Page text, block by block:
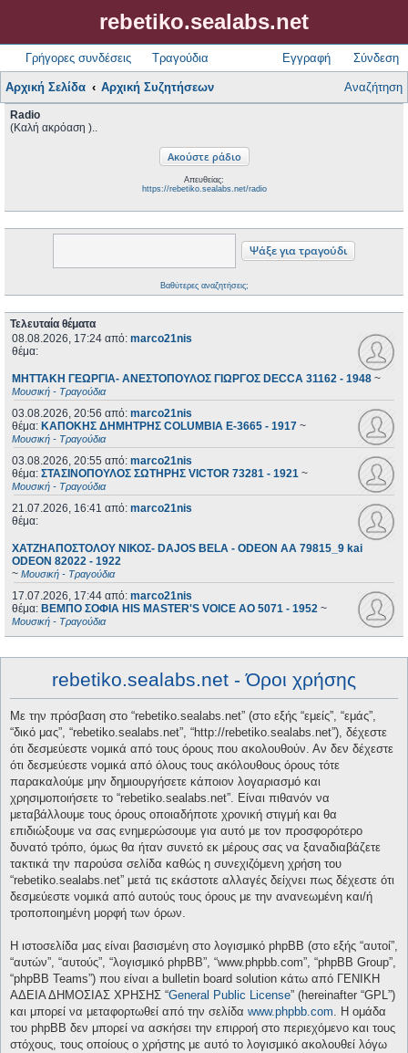
rebetiko.sealabs.net
Γρήγορες συνδέσεις Τραγούδια Σύνδεση
Εγγραφή
Αρχική Σελίδα Αρχική Συζητήσεων Αναζήτηση
Radio
(Καλή ακρόαση )..
Απευθείας:
https://rebetiko.sealabs.net/radio
Βαθύτερες αναζητήσεις;
Τελευταία θέματα
08.08.2026, 17:24 από: marco21nis
θέμα:
ΜΗΤΤΑΚΗ ΓΕΩΡΓΙΑ- ΑΝΕΣΤΟΠΟΥΛΟΣ ΓΙΩΡΓΟΣ DECCA 31162 - 1948 ~
Μουσική - Τραγούδια
03.08.2026, 20:56 από: marco21nis
θέμα: ΚΑΠΟΚΗΣ ΔΗΜΗΤΡΗΣ COLUMBIA E-3665 - 1917 ~
Μουσική - Τραγούδια
03.08.2026, 20:55 από: marco21nis
θέμα: ΣΤΑΣΙΝΟΠΟΥΛΟΣ ΣΩΤΗΡΗΣ VICTOR 73281 - 1921 ~
Μουσική - Τραγούδια
21.07.2026, 16:41 από: marco21nis
θέμα:
ΧΑΤΖΗΑΠΟΣΤΟΛΟΥ ΝΙΚΟΣ- DAJOS BELA - ODEON AA 79815_9 kai
ODEON 82022 - 1922
~ Μουσική - Τραγούδια
17.07.2026, 17:44 από: marco21nis
θέμα: ΒΕΜΠΟ ΣΟΦΙΑ HIS MASTER'S VOICE AO 5071 - 1952 ~
Μουσική - Τραγούδια
rebetiko.sealabs.net - Όροι χρήσης
Με την πρόσβαση στο “rebetiko.sealabs.net” (στο εξής “εμείς”, “εμάς”,
“δικό μας”, “rebetiko.sealabs.net”, “http://rebetiko.sealabs.net”), δέχεστε
ότι δεσμεύεστε νομικά από τους όρους που ακολουθούν. Αν δεν δέχεστε
ότι δεσμεύεστε νομικά από όλους τους ακόλουθους όρους τότε
παρακαλούμε μην δημιουργήσετε κάποιον λογαριασμό και
χρησιμοποιήσετε το “rebetiko.sealabs.net”. Είναι πιθανόν να
μεταβάλλουμε τους όρους οποιαδήποτε χρονική στιγμή και θα
επιδιώξουμε να σας ενημερώσουμε για αυτό με τον προσφορότερο
δυνατό τρόπο, όμως θα ήταν συνετό εκ μέρους σας να ξαναδιαβάζετε
τακτικά την παρούσα σελίδα καθώς η συνεχιζόμενη χρήση του
“rebetiko.sealabs.net” μετά τις εκάστοτε αλλαγές δείχνει πως δέχεστε ότι
δεσμεύεστε νομικά από αυτούς τους όρους με την ανανεωμένη και/ή
τροποποιημένη μορφή των όρων.
Η ιστοσελίδα μας είναι βασισμένη στο λογισμικό phpBB (στο εξής “αυτοί”,
“αυτών”, “αυτούς”, “λογισμικό phpBB”, “www.phpbb.com”, “phpBB Group”,
“phpBB Teams”) που είναι a bulletin board solution κάτω από ΓΕΝΙΚΗ
ΑΔΕΙΑ ΔΗΜΟΣΙΑΣ ΧΡΗΣΗΣ “General Public License” (hereinafter “GPL”)
και μπορεί να μεταφορτωθεί από την σελίδα www.phpbb.com. Η ομάδα
του phpBB δεν μπορεί να ασκήσει την επιρροή στο περιεχόμενο και τους
στόχους, τους οποίους ο χρήστης με αυτό το λογισμικό ακολουθεί λόγω